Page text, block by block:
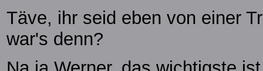
Täve, ihr seid eben von einer
war's denn?